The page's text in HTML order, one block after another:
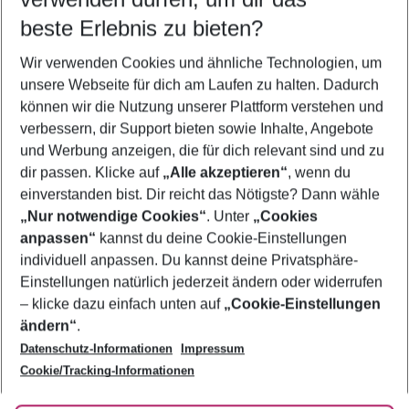
5-8 Nächte
2 Erwachsene Keine Kinder
Mehr Filter anzeigen
Footer
Footer navigation
Über uns
AGB
Bestpreisgarantie
Cookie-Einstellungen ändern
Cookie-Richtlinie
Agenturbetreuung
Barrierefreies Reisen
Folge uns
beste Erlebnis zu bieten?
Wir verwenden Cookies und ähnliche Technologien, um
unsere Webseite für dich am Laufen zu halten. Dadurch
können wir die Nutzung unserer Plattform verstehen und
verbessern, dir Support bieten sowie Inhalte, Angebote
und Werbung anzeigen, die für dich relevant sind und zu
dir passen. Klicke auf „Alle akzeptieren“, wenn du
einverstanden bist. Dir reicht das Nötigste? Dann wähle
„Nur notwendige Cookies“. Unter „Cookies
anpassen“ kannst du deine Cookie-Einstellungen
individuell anpassen. Du kannst deine Privatsphäre-
Einstellungen natürlich jederzeit ändern oder widerrufen
– klicke dazu einfach unten auf „Cookie-Einstellungen
ändern“.
Datenschutz-Informationen
Impressum
Cookie/Tracking-Informationen